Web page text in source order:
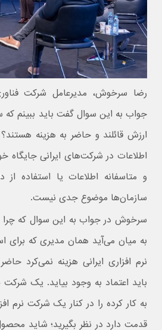
رضا سرخوش، مدیرعامل شرکت
جواب به این سوال گفت باید ببینم
ارزش قائلند و حاضر به هزینه
اطلاعات در شرکت‌های ایرانی جایگاه
و متاسفانه اطلاعات یا استفاده
سازمان‌ها موضوع جدی نیست.
سرخوش در جواب به این سوال که
به میان می‌آید همان مدیری که برای
نرم افزاری ایرانی هزینه نمی‌کرد
باید اعتماد به وجود بیاید. یک شرکت
قدمت دارد در نظر بگیرید؛ شاید